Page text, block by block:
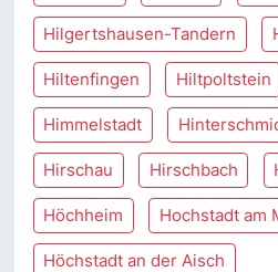
Hilgertshausen-Tandern
Hiltenfingen Hiltpoltstein
Himmelstadt
Hirschau Hirschbach
Höchheim Hochstadt am
Höchstadt an der Aisch